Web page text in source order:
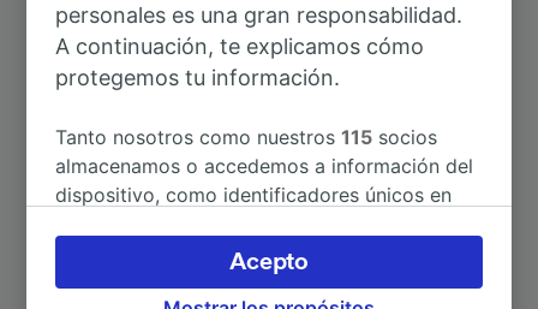
A Múnich Hbf 3h 7min
A Bamberg
A Aeropuerto Frankfurt 3h 56min
A Nürnberg Hbf 1h 30min
personales es una gran responsabilidad.
A continuación, te explicamos cómo
protegemos tu información.
Tanto nosotros como nuestros115 socios
almacenamos o accedemos a información del
dispositivo, como identificadores únicos en
Puedes aceptar o administrar tus preferencias
haciendo clic abajo, incluido el derecho de
Acepto